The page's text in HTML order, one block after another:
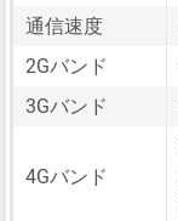
通信速度
2Gバンド
3Gバンド
4Gバンド